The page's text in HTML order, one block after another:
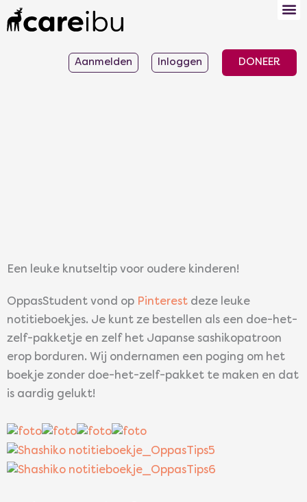
naar
Aanmelden Inloggen DONEER
Een leuke knutseltip voor oudere kinderen!
OppasStudent vond op Pinterest deze leuke
notitieboekjes. Je kunt ze bestellen als een doe-het-
zelf-pakketje en zelf het Japanse sashikopatroon
erop borduren. Wij ondernamen een poging om het
boekje zonder doe-het-zelf-pakket te maken en dat
is aardig gelukt!